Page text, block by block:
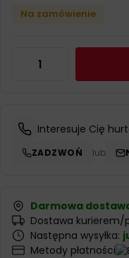
Na zamówienie
Interesuje Cię
ZADZWOŃ lub
Darmowa
Dostawa
Następna wysyłka:
Metody płatności